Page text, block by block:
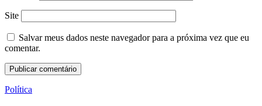
Site
Salvar meus dados neste navegador para a próxima vez que eu
comentar.
Política